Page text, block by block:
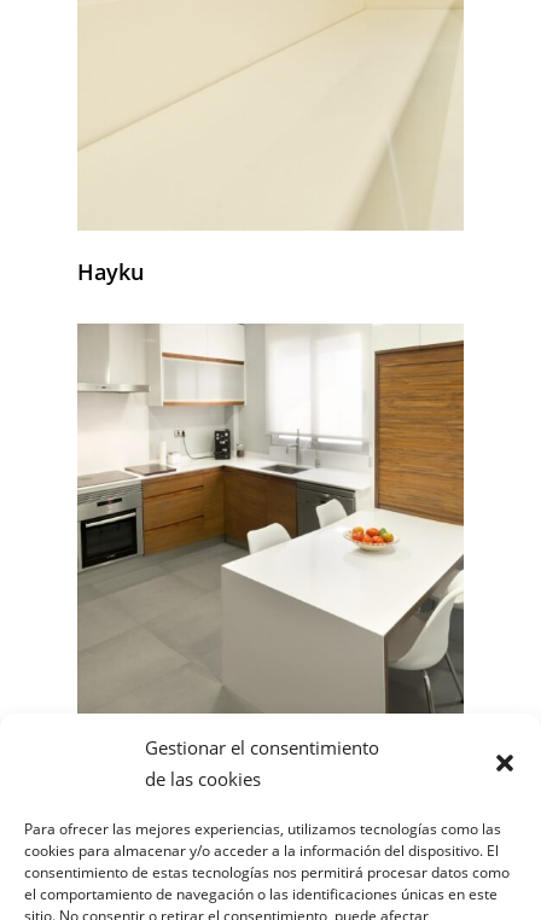
Gestionar el consentimiento
de las cookies
Para ofrecer las mejores experiencias, utilizamos tecnologías como las
cookies para almacenar y/o acceder a la información del dispositivo. El
consentimiento de estas tecnologías nos permitirá procesar datos como
el comportamiento de navegación o las identificaciones únicas en este
sitio. No consentir o retirar el consentimiento, puede afectar
Hayku
White Zeus